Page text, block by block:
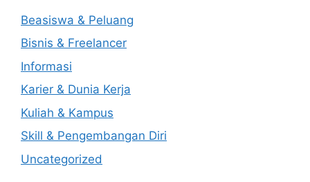
Beasiswa & Peluang
Bisnis & Freelancer
Informasi
Karier & Dunia Kerja
Kuliah & Kampus
Skill & Pengembangan Diri
Uncategorized